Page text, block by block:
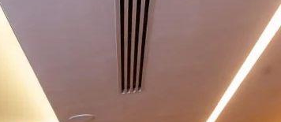
Академия танца Бориса